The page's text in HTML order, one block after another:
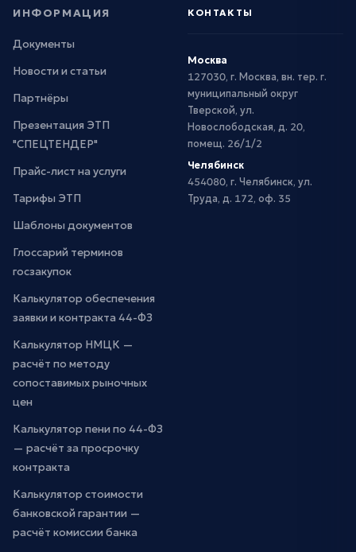
ИНФОРМАЦИЯ
Документы
Новости и статьи
Партнёры
Презентация ЭТП
"СПЕЦТЕНДЕР"
Прайс-лист на услуги
Тарифы ЭТП
Шаблоны документов
Глоссарий терминов
госзакупок
Калькулятор обеспечения
заявки и контракта 44-ФЗ
Калькулятор НМЦК —
расчёт по методу
сопоставимых рыночных
цен
Калькулятор пени по 44-ФЗ
— расчёт за просрочку
контракта
Калькулятор стоимости
банковской гарантии —
расчёт комиссии банка
КОНТАКТЫ
Москва
127030, г. Москва, вн. тер. г.
муниципальный округ
Тверской, ул.
Новослободская, д. 20,
помещ. 26/1/2
Челябинск
454080, г. Челябинск, ул.
Труда, д. 172, оф. 35